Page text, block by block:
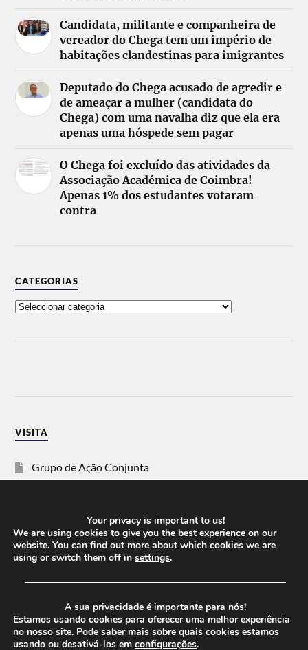
Candidata, militante e companheira de
vereador do Chega tem um império de
habitações clandestinas para imigrantes
Deputado do Chega acusado de agredir e
de ameaçar a mulher (candidata do
Chega) com uma navalha diz que ela era
apenas uma hóspede sem pagar
O Chega foi excluído das atividades da
Associação Académica de Coimbra!
Apenas 1% dos estudantes votaram
contra
CATEGORIAS
VISITA
Grupo de Ação Conjunta
Vida Justa
dezanove
Your privacy is important to us!
We are using cookies to give you the best experience on our
website. You can find out more about which cookies we are
using or switch them off in settings.
──────────────────────────────────────
A sua privacidade é importante para nós!
Estamos usando cookies para oferecer uma melhor experiência
no nosso site. Pode saber mais sobre quais cookies estamos
usando ou desativá-los em configurações.